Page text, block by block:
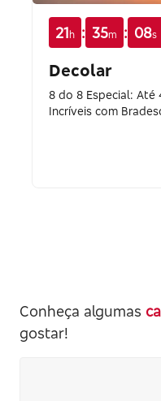
21h : 35m : 08s
Decolar
8 do 8 Especial: Até
Incríveis com
Conheça algumas
gostar!